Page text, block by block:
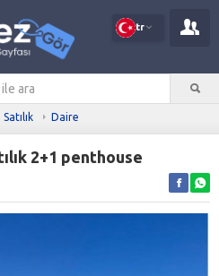
tr
Satılık Daire
2+1 penthouse